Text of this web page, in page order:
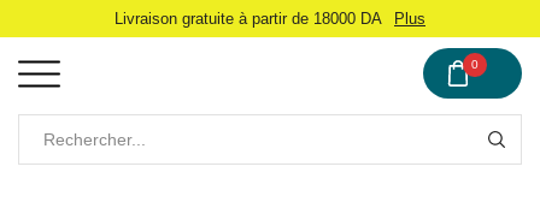
Livraison gratuite à partir de 18000 DA Plus
0